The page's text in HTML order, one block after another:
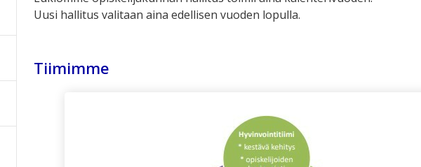
Uusi hallitus valitaan aina edellisen vuoden lopulla.
Tiimimme